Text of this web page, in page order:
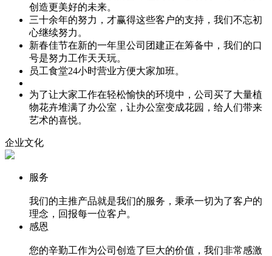
创造更美好的未来。
三十余年的努力，才赢得这些客户的支持，我们不忘初
心继续努力。
新春佳节在新的一年里公司团建正在筹备中，我们的口
号是努力工作天天玩。
员工食堂24小时营业方便大家加班。
为了让大家工作在轻松愉快的环境中，公司买了大量植
物花卉堆满了办公室，让办公室变成花园，给人们带来
艺术的喜悦。
企业文化
服务
我们的主推产品就是我们的服务，秉承一切为了客户的
理念，回报每一位客户。
感恩
您的辛勤工作为公司创造了巨大的价值，我们非常感激